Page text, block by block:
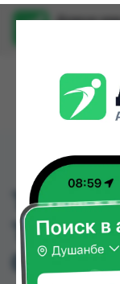
Доруи